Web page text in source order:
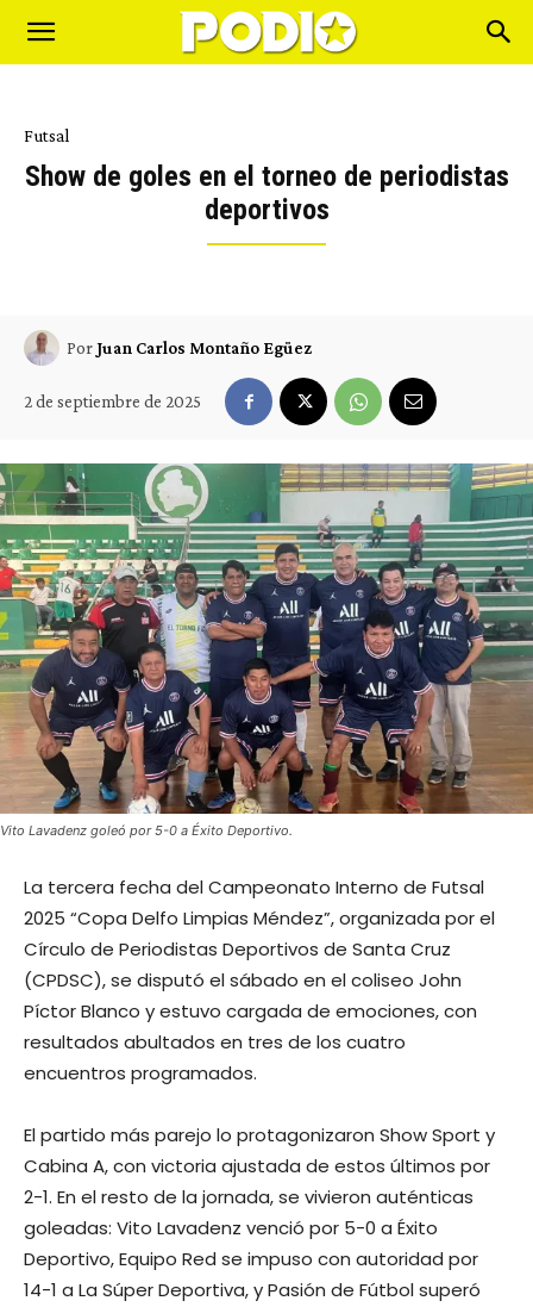
Futsal
Show de goles en el torneo de periodistas
deportivos
PorJuan Carlos Montaño Egüez
2 de septiembre de 2025
Vito Lavadenz goleó por 5-0 a Éxito Deportivo.
La tercera fecha del Campeonato Interno de Futsal
2025 “Copa Delfo Limpias Méndez”, organizada por el
Círculo de Periodistas Deportivos de Santa Cruz
(CPDSC), se disputó el sábado en el coliseo John
Píctor Blanco y estuvo cargada de emociones, con
resultados abultados en tres de los cuatro
encuentros programados.
El partido más parejo lo protagonizaron Show Sport y
Cabina A, con victoria ajustada de estos últimos por
2-1. En el resto de la jornada, se vivieron auténticas
goleadas: Vito Lavadenz venció por 5-0 a Éxito
Deportivo, Equipo Red se impuso con autoridad por
14-1 a La Súper Deportiva, y Pasión de Fútbol superó